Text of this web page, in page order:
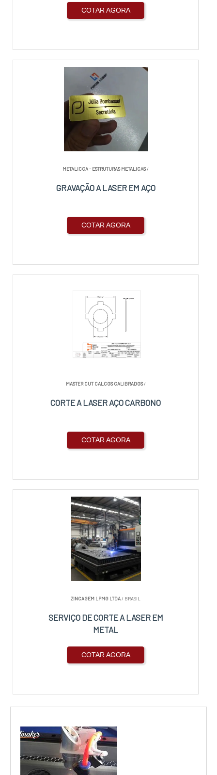
COTAR AGORA
METALICCA - ESTRUTURAS METALICAS/
GRAVAÇÃO A LASER EM AÇO
COTAR AGORA
MASTER CUT CALCOS CALIBRADOS/
CORTE A LASER AÇO CARBONO
COTAR AGORA
ZINCAGEM LPMG LTDA/ BRASIL
SERVIÇO DE CORTE A LASER EM
METAL
COTAR AGORA